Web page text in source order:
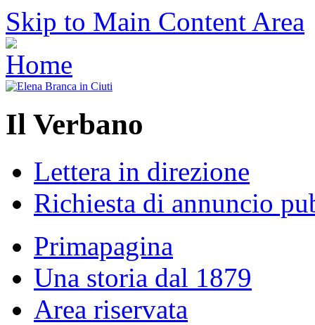
Skip to Main Content Area
Il Verbano
Lettera in direzione
Richiesta di annuncio
Primapagina
Una storia dal 1879
Area riservata